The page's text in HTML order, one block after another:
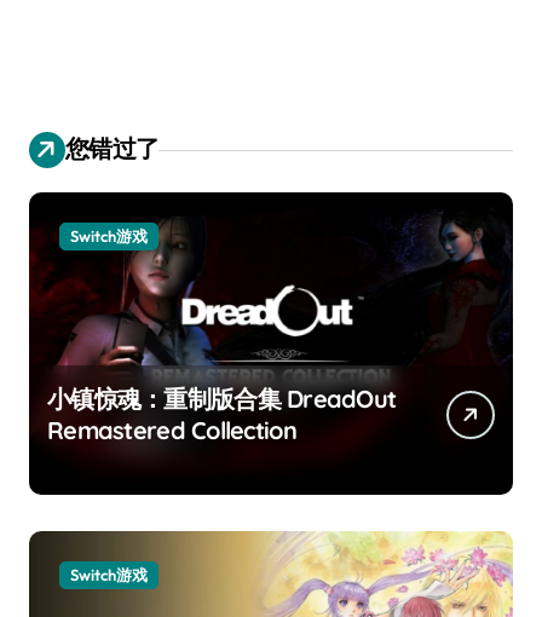
您错过了
Switch游戏
小镇惊魂：重制版合集 DreadOut
Remastered Collection
Switch游戏